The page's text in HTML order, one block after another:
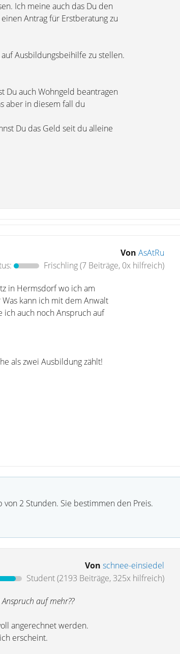
Ich meine auch das Du den
Antrag für Erstberatung zu
Ausbildungsbeihilfe zu stellen.
Du auch Wohngeld beantragen
aber in diesem fall du
Du das Geld seit du alleine
Von AsAtRu
Frischling(7 Beiträge, 0x hilfreich)
in Hermsdorf wo ich am
kann ich mit dem Anwalt
auch noch Anspruch auf
als zwei Ausbildung zählt!
2 Stunden. Sie bestimmen den Preis.
Von schnee-einsiedel
Student(2193 Beiträge, 325x hilfreich)
auf mehr??
angerechnet werden.
erscheint.